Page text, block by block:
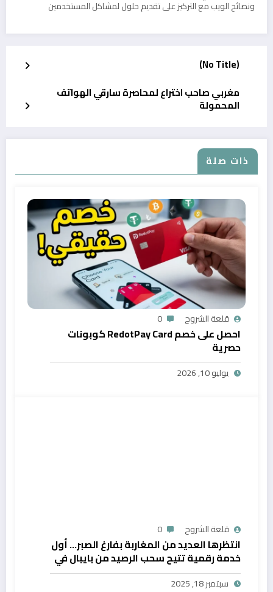
ونصائح الويب مع التركيز على تقديم حلول لمشاكل المستخدمين
(No Title)
مغربي صاحب اختراع لمحاصرة سارقي الهواتف
المحمولة
ذات صلة
قلعة الشروح 0
احصل على خصم RedotPay Card كوبونات
حصرية
يوليو 10, 2026
قلعة الشروح 0
انتظرها العديد من المغاربة بفارغ الصبر… أول
خدمة رقمية تتيح سحب الرصيد من بايبال في
المغرب
سبتمبر 18, 2025